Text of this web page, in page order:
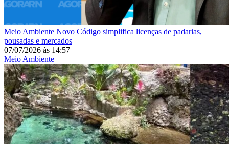
Meio Ambiente Novo Código simplifica licenças de padarias,
pousadas e mercados
07/07/2026 às 14:57
Meio Ambiente